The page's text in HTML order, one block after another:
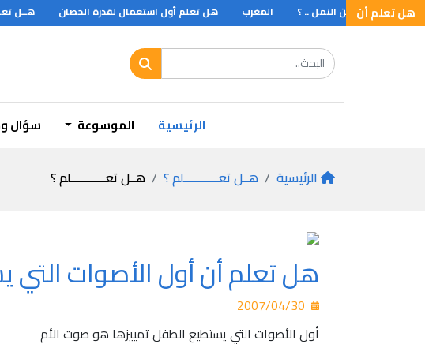
هل تعلم أن
أن نوعاً من النمل .. ؟ المغرب هل تعلم أول استعمال لقدرة الحصان هــل
الرئيسية الموسوعة سؤال
الرئيسية هــل تعـــــــــــلم ؟ هــل تعـــــــــــلم ؟
هل تعلم أن أول الأصوات التي
أول الأصوات التي يستطيع الطفل تمييزها هو صوت الأم